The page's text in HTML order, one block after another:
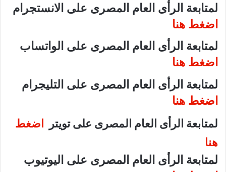
لمتابعة الرأى العام المصرى على الانستجرام
اضغط هنا
لمتابعة الرأى العام المصرى على الواتساب
اضغط هنا
لمتابعة الرأى العام المصرى على التليجرام
اضغط هنا
لمتابعة الرأى العام المصرى على تويتر
اضغط
هنا
لمتابعة الرأى العام المصرى على اليوتيوب